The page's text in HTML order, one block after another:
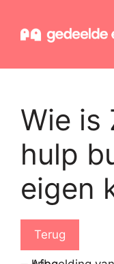
naar
Wie is
hulp
eigen
Terug